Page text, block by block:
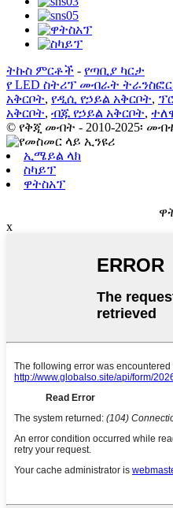
ትኩስ ምርቶች - የጣቢያ ካርታ
የ LED ስትሪፕ መብራት
አቅርቦት, የዲሲ የኃይል አቅርቦት,
አቅርቦት, ብጁ የኃይል አቅርቦት,
© የቅጂ መብት - 2010-2025፡
ኢሜይል ላክ
ስካይፕ
ዋትስአፕ
x